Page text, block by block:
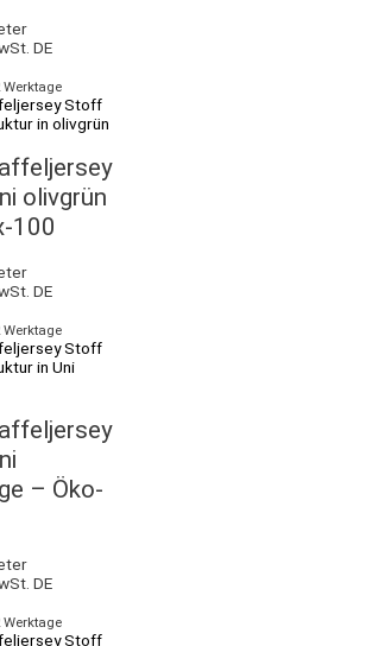
DE
Werktage
olivgrün
100
DE
Werktage
– Öko-
DE
Werktage